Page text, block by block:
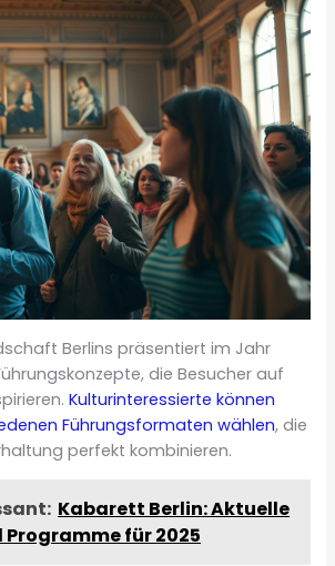
Berlins präsentiert im Jahr
die Besucher auf
Kulturinteressierte können
Führungsformaten wählen, die
perfekt kombinieren.
Kabarett Berlin: Aktuelle
Programme für 2025